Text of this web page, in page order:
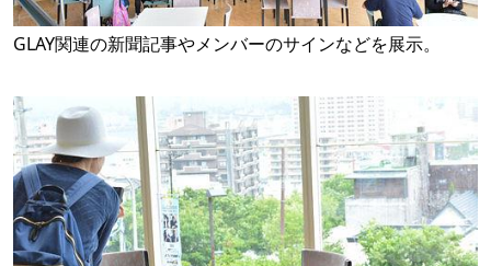
GLAY関連の新聞記事やメンバーのサインなどを展示。